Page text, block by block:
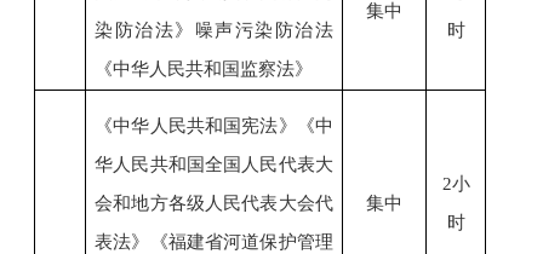
染防治法》 噪声污染防治法
《中华人民共和国监察法》
集中
时
《中华人民共和国宪法》
《中
华人民共和国全国人民代表大
会和地方各级人民代表大会代
表法》
《福建省河道保护管理
集中
2小
时